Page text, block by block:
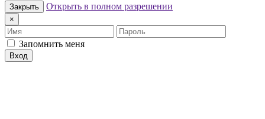
Закрыть Открыть в полном разрешении
×
Имя
Пароль
Запомнить меня
Вход